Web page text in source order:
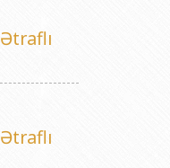
Ətraflı
Ətraflı